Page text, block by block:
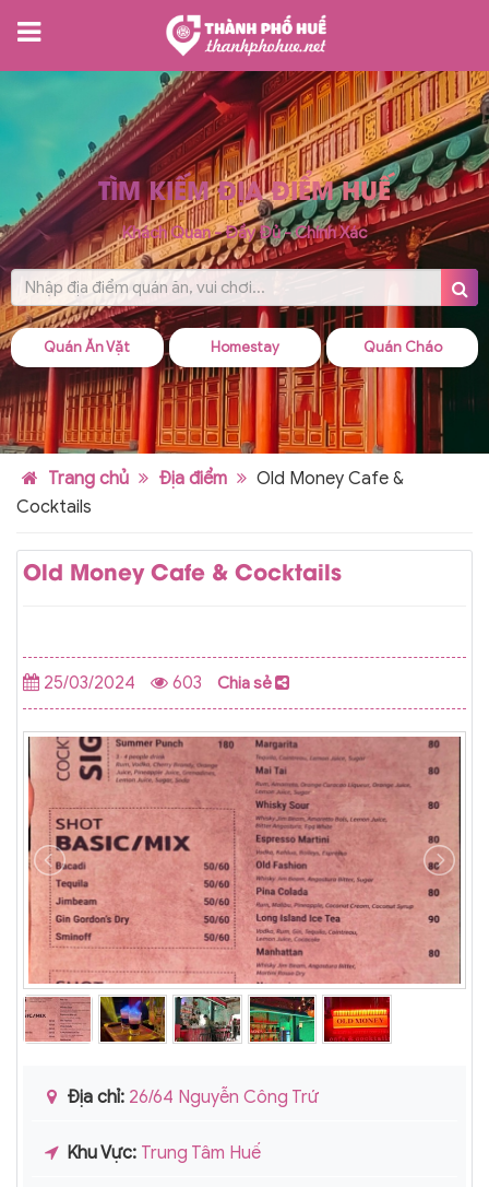
TÌM KIẾM ĐỊA ĐIỂM HUẾ
Khách Quan - Đầy Đủ - Chính Xác
Quán Ăn Vặt Homestay Quán Cháo
Trang chủ Địa điểm
Old Money Cafe &
Cocktails
Old Money Cafe & Cocktails
25/03/2024 603 Chia sẻ
Địa chỉ: 26/64 Nguyễn Công Trứ
Khu Vực: Trung Tâm Huế